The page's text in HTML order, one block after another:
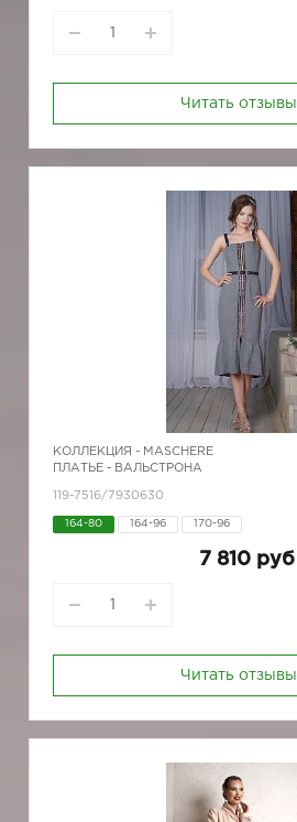
Читать отзывы
КОЛЛЕКЦИЯ - MASCHERE
ПЛАТЬЕ - ВАЛЬСТРОНА
119-7516/7930630
164-80 164-96 170-96
7 810 руб
Читать отзывы